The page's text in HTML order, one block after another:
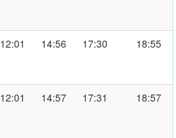
12:01 14:56 17:30 18:55
12:01 14:57 17:31 18:57